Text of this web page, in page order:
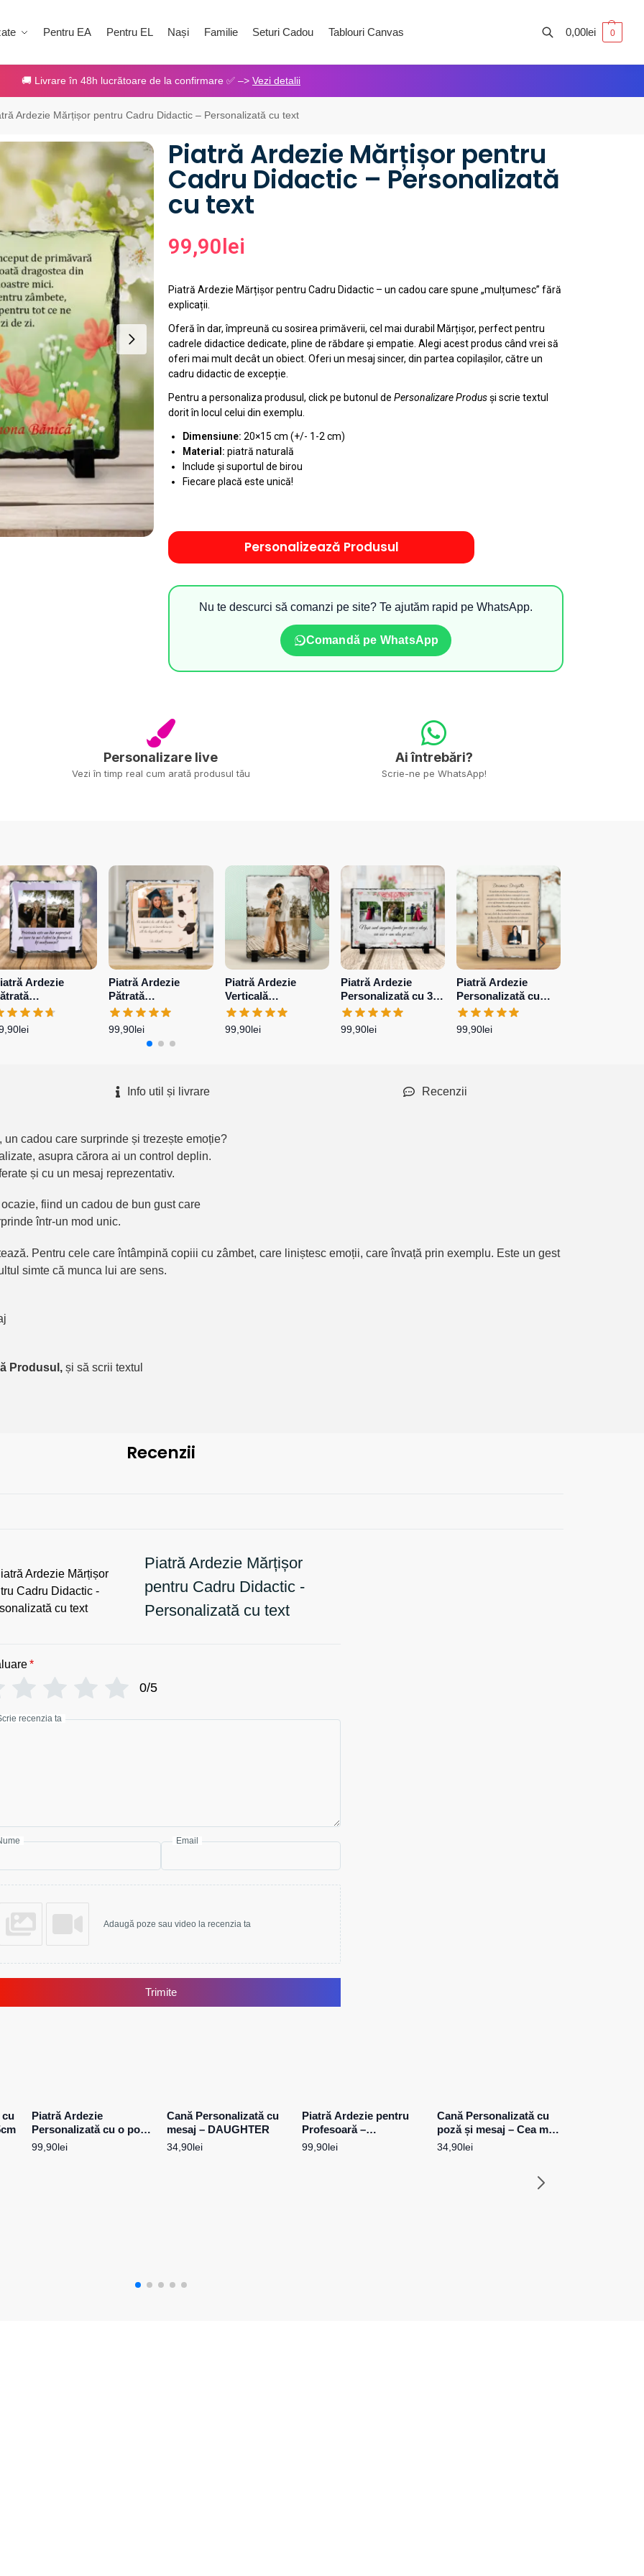
Pentru EA Pentru EL Nași Familie Seturi Cadou Tablouri Canvas 0,00lei 0
🚚 Livrare în 48h lucrătoare de la confirmare ✅ –> Vezi detalii
Ardezie Mărțișor pentru Cadru Didactic – Personalizată cu text
Piatră Ardezie Mărțișor pentru
Cadru Didactic – Personalizată
cu text
99,90 lei
Piatră Ardezie Mărțișor pentru Cadru Didactic – un cadou care spune „mulțumesc” fără
explicații.
Oferă în dar, împreună cu sosirea primăverii, cel mai durabil Mărțișor, perfect pentru
cadrele didactice dedicate, pline de răbdare și empatie. Alegi acest produs când vrei să
oferi mai mult decât un obiect. Oferi un mesaj sincer, din partea copilașilor, către un
cadru didactic de excepție.
Pentru a personaliza produsul, click pe butonul de Personalizare Produsși scrie textul
dorit în locul celui din exemplu.
Dimensiune: 20×15 cm (+/- 1-2 cm)
Material: piatră naturală
Include și suportul de birou
Fiecare placă este unică!
Personalizează Produsul
Nu te descurci să comanzi pe site? Te ajutăm rapid pe WhatsApp.
Comandă pe WhatsApp
Personalizare live
Vezi în timp real cum arată produsul tău
Ai întrebări?
Scrie-ne pe WhatsApp!
Ardezie
cu 2
și mesaj
lei
Piatră Ardezie
Pătrată
Personalizată cu o
poză și mesaj –
Absolvire
99,90lei
Piatră Ardezie
Verticală
Personalizată cu o
poză
99,90lei
Piatră Ardezie
Personalizată cu 3
poze – Mesaj pentru
nași
99,90lei
Piatră Ardezie
Personalizată cu
poză și mesaj pentru
Diriginte
99,90lei
Info util și livrare Recenzii
cadou care surprinde și trezește emoție?
asupra cărora ai un control deplin.
și cu un mesaj reprezentativ.
fiind un cadou de bun gust care
într-un mod unic.
Pentru cele care întâmpină copiii cu zâmbet, care liniștesc emoții, care învață prin exemplu. Este un gest
simte că munca lui are sens.
Produsul, și să scrii textul
Recenzii
Piatră Ardezie Mărțișor
pentru Cadru Didactic -
Personalizată cu text
*
0/5
recenzia ta
Email
Adaugă poze sau video la recenzia ta
Trimite
cu
Piatră Ardezie
Personalizată cu o poză
și mesaj – „Pentru cea
99,90lei
Cană Personalizată cu
mesaj – DAUGHTER
34,90lei
Piatră Ardezie pentru
Profesoară –
Personalizată cu mesaj
99,90lei
Cană Personalizată cu
poză și mesaj – Cea mai
minunată iubită
34,90lei